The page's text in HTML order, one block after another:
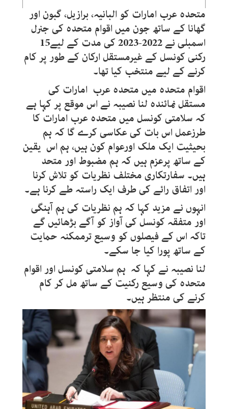
متحدہ عرب امارات کو البانیہ، برازیل، گبون اور
گھانا کے ساتھ جون میں اقوام متحدہ کی جنرل
اسمبلی نے 2022-2023 کی مدت کے لیے15
رکنی کونسل کے غیرمستقل ارکان کے طور پر کام
کرنے کے لیے منتخب کیا تھا۔
اقوام متحدہ میں متحدہ عرب امارات کی
مستقل نمائندہ لنا نصیبہ نے اس موقع پر کہا ہے
کہ سلامتی کونسل میں متحدہ عرب امارات کا
طرزعمل اس بات کی عکاسی کرے گا کہ ہم
بحیثیت ایک ملک اورعوام کون ہیں، ہم اس یقین
کے ساتھ پرعزم ہیں کہ ہم مضبوط اور متحد
ہیں۔ سفارتکاری مختلف نظریات کو تلاش کرنا
اور اتفاق رائے کی طرف ایک راستہ طے کرنا ہے۔
انہوں نے مزید کہا کہ ہم نظریات کی ہم آہنگی
اور متفقہ کونسل کی آواز کو آگے بڑھائیں گے
تاکہ اس کے فیصلوں کو وسیع ترممکنہ حمایت
کے ساتھ پورا کیا جا سکے۔
لنا نصیبہ نے کہا کہ ہم سلامتی کونسل اور اقوام
متحدہ کی وسیع رکنیت کے ساتھ مل کر کام
کرنے کی منتظر ہیں۔